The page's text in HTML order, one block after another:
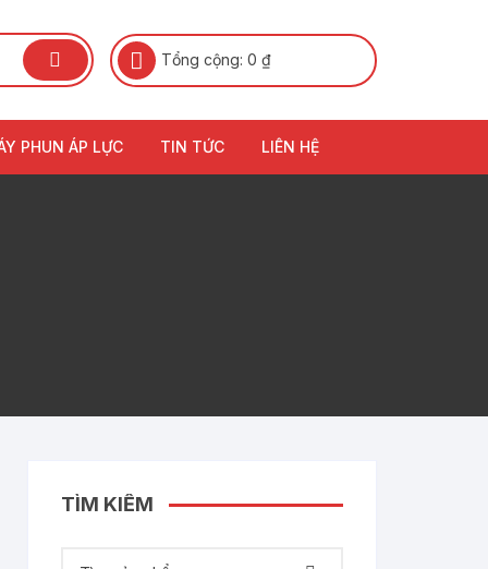
Tổng cộng: 0 ₫
PHUN ÁP LỰC TIN TỨC LIÊN HỆ
TÌM KIẾM